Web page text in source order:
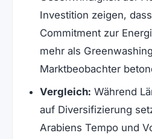
Investition zeigen,
Commitment zur
mehr als
Marktbeobachter
Vergleich: Während
auf Diversifizierung
Arabiens Tempo und